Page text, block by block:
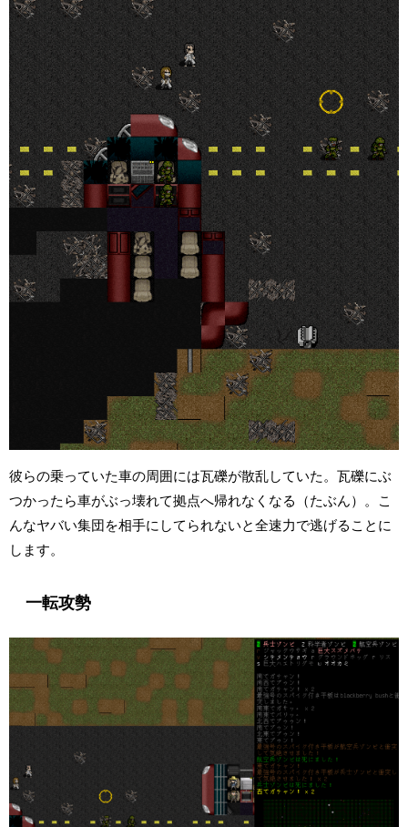
彼らの乗っていた車の周囲には瓦礫が散乱していた。瓦礫にぶ
つかったら車がぶっ壊れて拠点へ帰れなくなる（たぶん）。こ
んなヤバい集団を相手にしてられないと全速力で逃げることに
します。
一転攻勢